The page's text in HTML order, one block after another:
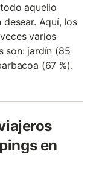
aquello
Aquí, los
varios
son: jardín (85
(67 %).
en